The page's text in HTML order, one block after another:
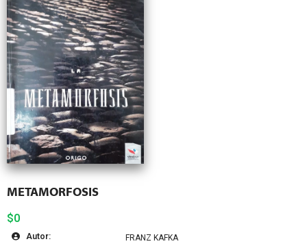
METAMORFOSIS
$0
Autor: FRANZ KAFKA